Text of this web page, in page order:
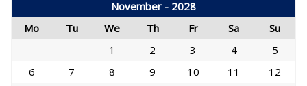
November - 2028
Mo
Tu We Th Fr Sa
Su
1
2 3 4
5
6
7 8 9 10 11
12